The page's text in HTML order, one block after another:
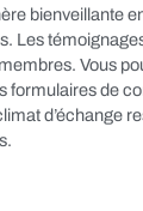
bienveillante
Les
Vous
formulaires de
d’échange